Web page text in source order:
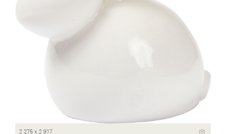
2 275 x 2 917